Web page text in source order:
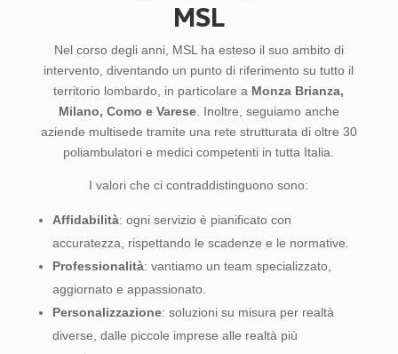
MSL
Nel corso degli anni, MSL ha esteso il suo ambito di
intervento, diventando un punto di riferimento su tutto il
territorio lombardo, in particolare a Monza Brianza,
Milano, Como e Varese. Inoltre, seguiamo anche
aziende multisede tramite una rete strutturata di oltre 30
poliambulatori e medici competenti in tutta Italia.
I valori che ci contraddistinguono sono:
Affidabilità: ogni servizio è pianificato con
accuratezza, rispettando le scadenze e le normative.
Professionalità: vantiamo un team specializzato,
aggiornato e appassionato.
Personalizzazione: soluzioni su misura per realtà
diverse, dalle piccole imprese alle realtà più